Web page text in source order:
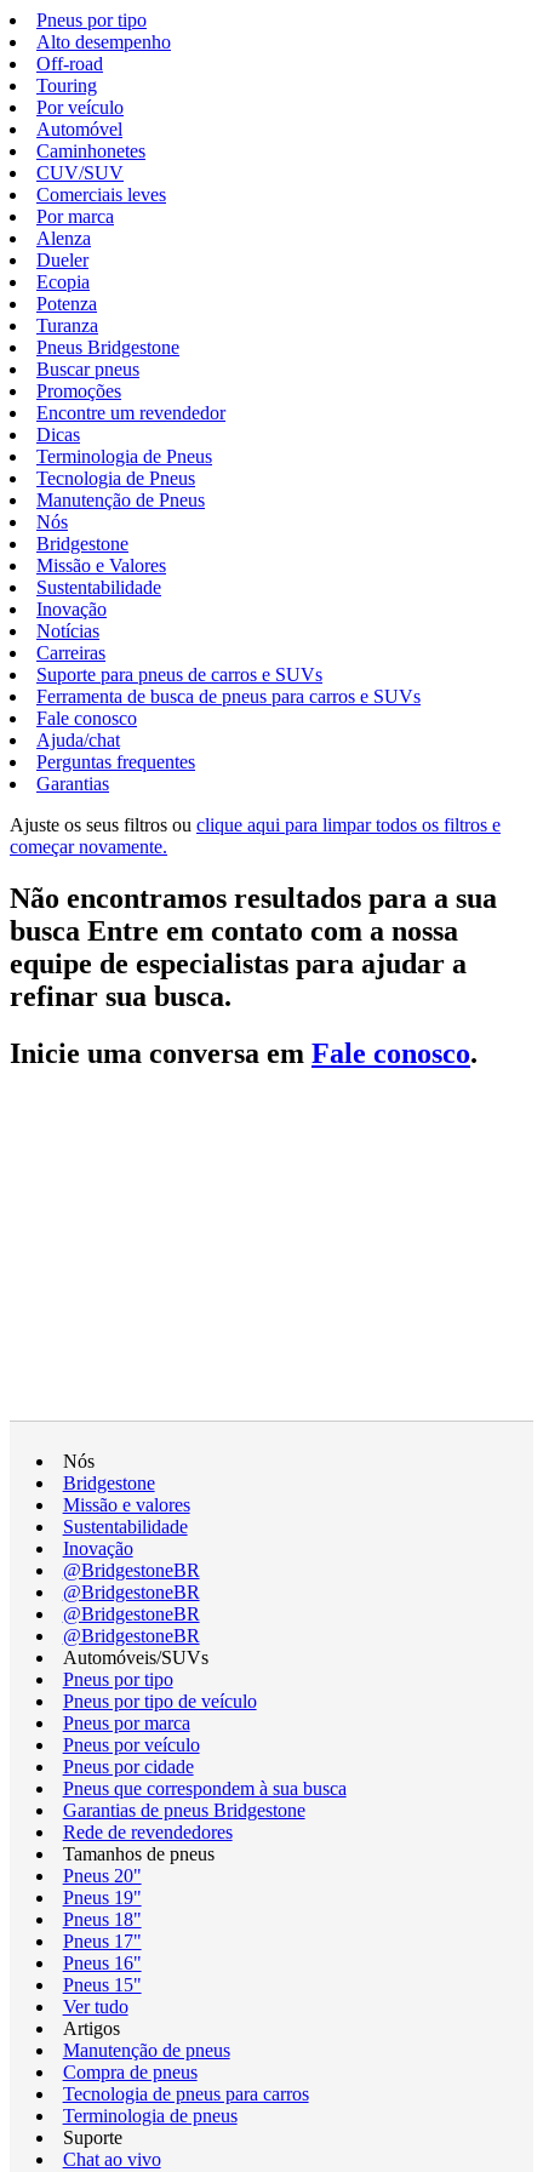
Pneus por tipo
Alto desempenho
Off-road
Touring
Por veículo
Automóvel
Caminhonetes
CUV/SUV
Comerciais leves
Por marca
Alenza
Dueler
Ecopia
Potenza
Turanza
Pneus Bridgestone
Buscar pneus
Promoções
Encontre um revendedor
Dicas
Terminologia de Pneus
Tecnologia de Pneus
Manutenção de Pneus
Nós
Bridgestone
Missão e Valores
Sustentabilidade
Inovação
Notícias
Carreiras
Suporte para pneus de carros e SUVs
Ferramenta de busca de pneus para carros e SUVs
Fale conosco
Ajuda/chat
Perguntas frequentes
Garantias
Ajuste os seus filtros ou clique aqui para limpar todos os filtros e
começar novamente.
Não encontramos resultados para a sua
busca Entre em contato com a nossa
equipe de especialistas para ajudar a
refinar sua busca.
Inicie uma conversa em Fale conosco.
Nós
Bridgestone
Missão e valores
Sustentabilidade
Inovação
@BridgestoneBR
@BridgestoneBR
@BridgestoneBR
@BridgestoneBR
Automóveis/SUVs
Pneus por tipo
Pneus por tipo de veículo
Pneus por marca
Pneus por veículo
Pneus por cidade
Pneus que correspondem à sua busca
Garantias de pneus Bridgestone
Rede de revendedores
Tamanhos de pneus
Pneus 20"
Pneus 19"
Pneus 18"
Pneus 17"
Pneus 16"
Pneus 15"
Ver tudo
Artigos
Manutenção de pneus
Compra de pneus
Tecnologia de pneus para carros
Terminologia de pneus
Suporte
Chat ao vivo